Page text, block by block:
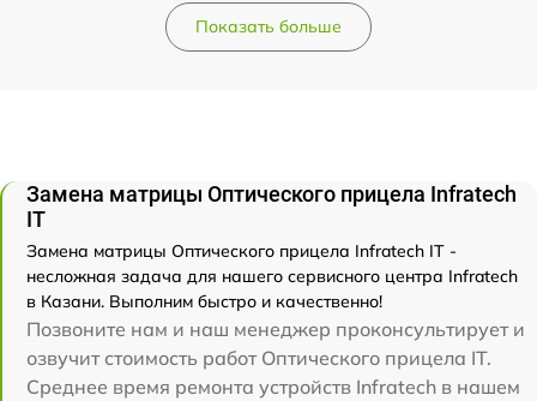
Показать больше
Замена матрицы Оптического прицела Infratech
IT
Замена матрицы Оптического прицела Infratech IT -
несложная задача для нашего сервисного центра Infratech
в Казани. Выполним быстро и качественно!
Позвоните нам и наш менеджер проконсультирует и
озвучит стоимость работ Оптического прицела IT.
Среднее время ремонта устройств Infratech в нашем